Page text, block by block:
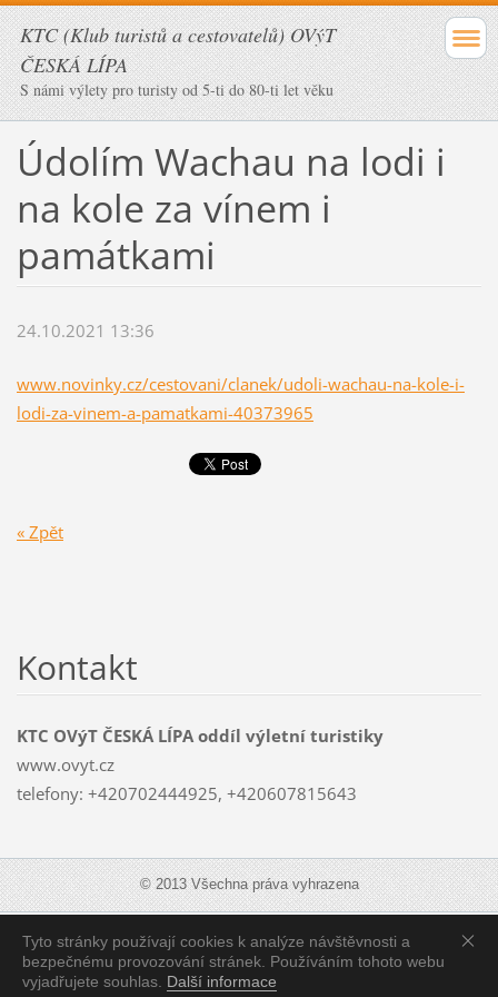
KTC (Klub turistů a cestovatelů) OVýT
ČESKÁ LÍPA
S námi výlety pro turisty od 5-ti do 80-ti let věku
Údolím Wachau na lodi i
na kole za vínem i
památkami
24.10.2021 13:36
www.novinky.cz/cestovani/clanek/udoli-wachau-na-kole-i-
lodi-za-vinem-a-pamatkami-40373965
« Zpět
Tyto stránky používají cookies k analýze návštěvnosti a
bezpečnému provozování stránek. Používáním tohoto webu
vyjadřujete souhlas. Další informace
Kontakt
KTC OVýT ČESKÁ LÍPA oddíl výletní turistiky
www.ovyt.cz
telefony: +420702444925, +420607815643
© 2013 Všechna práva vyhrazena
Zobrazit:Mobilní verzi|Standardní verzi